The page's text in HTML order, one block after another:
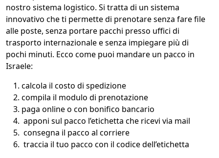
nostro sistema logistico. Si tratta di un sistema
innovativo che ti permette di prenotare senza fare file
alle poste, senza portare pacchi presso uffici di
trasporto internazionale e senza impiegare più di
pochi minuti. Ecco come puoi mandare un pacco in
Israele:
calcola il costo di spedizione
compila il modulo di prenotazione
paga online o con bonifico bancario
apponi sul pacco l’etichetta che ricevi via mail
consegna il pacco al corriere
traccia il tuo pacco con il codice dell’etichetta